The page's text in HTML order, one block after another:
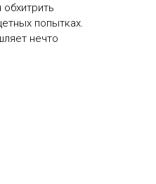
попытках.
нечто